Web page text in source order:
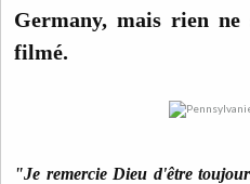
Germany, mais rien ne
filmé.
"Je remercie Dieu d'être